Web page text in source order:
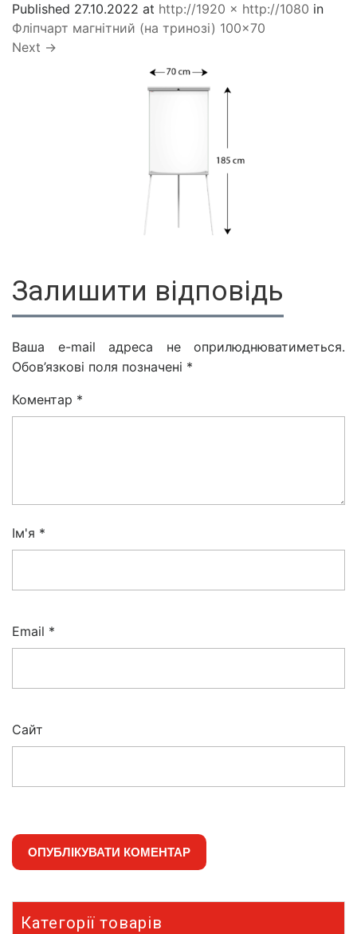
Published 27.10.2022 at http://1920 × http://1080 in
Фліпчарт магнітний (на тринозі) 100×70
Next →
Залишити відповідь
Ваша e-mail адреса не оприлюднюватиметься.
Обов’язкові поля позначені *
Коментар *
Ім'я *
Email *
Сайт
Категорії товарів